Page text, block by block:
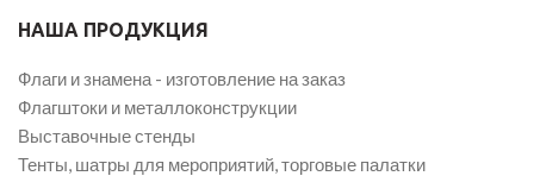
НАША ПРОДУКЦИЯ
Флаги и знамена - изготовление на заказ
Флагштоки и металлоконструкции
Выставочные стенды
Тенты, шатры для мероприятий, торговые палатки